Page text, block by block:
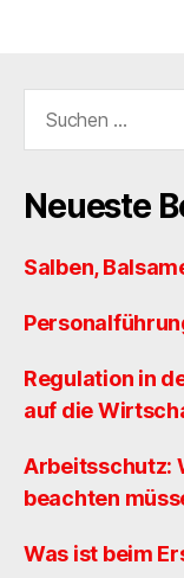
nach:
Neueste
Salben,
Regulation in
auf die
Arbeitsschutz:
beachten
Was ist beim